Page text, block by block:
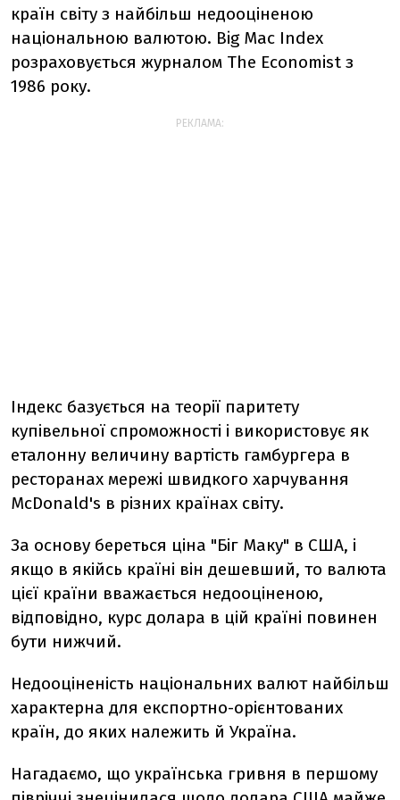
країн світу з найбільш недооціненою
національною валютою. Big Mac Index
розраховується журналом The Economist з
1986 року.
РЕКЛАМА:
Індекс базується на теорії паритету
купівельної спроможності і використовує як
еталонну величину вартість гамбургера в
ресторанах мережі швидкого харчування
McDonald's в різних країнах світу.
За основу береться ціна "Біг Маку" в США, і
якщо в якійсь країні він дешевший, то валюта
цієї країни вважається недооціненою,
відповідно, курс долара в цій країні повинен
бути нижчий.
Недооціненість національних валют найбільш
характерна для експортно-орієнтованих
країн, до яких належить й Україна.
Нагадаємо, що українська гривня в першому